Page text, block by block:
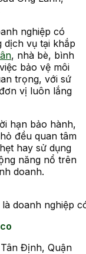
nghiệp có
dịch vụ tại khắp
, nhà bè, bình
bảo vệ môi
trọng, với sứ
vị luôn lắng
hạn bảo hành,
đều quan tâm
hay sử dụng
năng nổ trên
doanh.
doanh nghiệp
Định, Quận